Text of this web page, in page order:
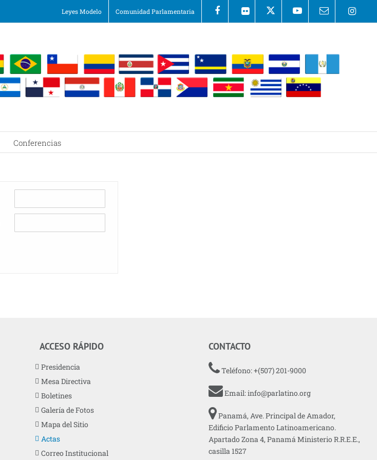
Leyes Modelo Comunidad Parlamentaria
Conferencias
ACCESO RÁPIDO
Presidencia
Mesa Directiva
Boletines
Galería de Fotos
Mapa del Sitio
Actas
Correo Institucional
CONTACTO
Teléfono: +(507) 201-9000
Email:info@parlatino.org
Panamá, Ave. Principal de Amador,
Edificio Parlamento Latinoamericano.
Apartado Zona 4, Panamá Ministerio R.R.E.E.,
casilla 1527